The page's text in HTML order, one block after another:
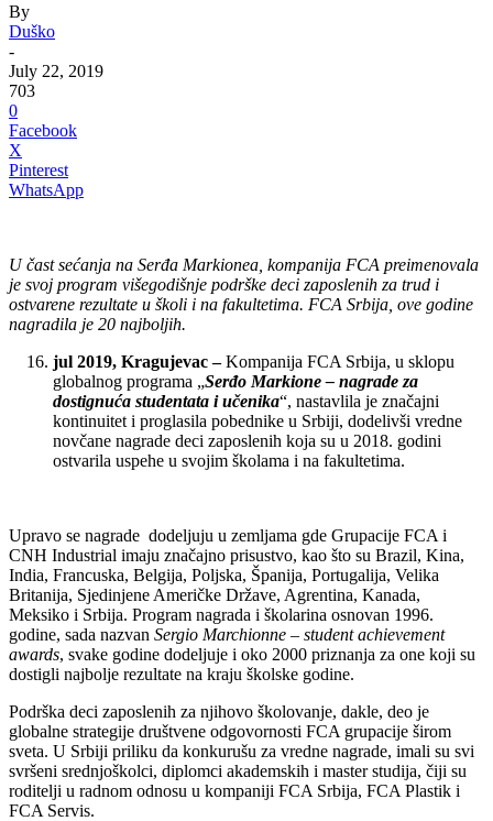
By
Duško
-
July 22, 2019
703
0
Facebook
X
Pinterest
WhatsApp
U čast sećanja na Serđa Markionea, kompanija FCA preimenovala
je svoj program višegodišnje podrške deci zaposlenih za trud i
ostvarene rezultate u školi i na fakultetima. FCA Srbija, ove godine
nagradila je 20 najboljih.
jul 2019, Kragujevac –Kompanija FCA Srbija, u sklopu
globalnog programa „Serđo Markione – nagrade za
dostignuća studentata i učenika“, nastavlila je značajni
kontinuitet i proglasila pobednike u Srbiji, dodelivši vredne
novčane nagrade deci zaposlenih koja su u 2018. godini
ostvarila uspehe u svojim školama i na fakultetima.
Upravo se nagrade dodeljuju u zemljama gde Grupacije FCA i
CNH Industrial imaju značajno prisustvo, kao što su Brazil, Kina,
India, Francuska, Belgija, Poljska, Španija, Portugalija, Velika
Britanija, Sjedinjene Američke Države, Agrentina, Kanada,
Meksiko i Srbija. Program nagrada i školarina osnovan 1996.
godine, sada nazvan Sergio Marchionne – student achievement
awards, svake godine dodeljuje i oko 2000 priznanja za one koji su
dostigli najbolje rezultate na kraju školske godine.
Podrška deci zaposlenih za njihovo školovanje, dakle, deo je
globalne strategije društvene odgovornosti FCA grupacije širom
sveta. U Srbiji priliku da konkurušu za vredne nagrade, imali su svi
svršeni srednjoškolci, diplomci akademskih i master studija, čiji su
roditelji u radnom odnosu u kompaniji FCA Srbija, FCA Plastik i
FCA Servis.